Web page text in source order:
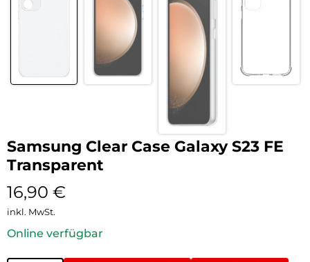
Samsung Clear Case Galaxy S23 FE
Transparent
16,90 €
inkl. MwSt.
Online verfügbar